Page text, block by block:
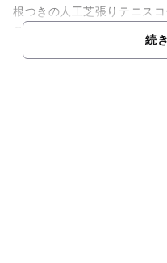
根つきの人工芝張りテニス
続